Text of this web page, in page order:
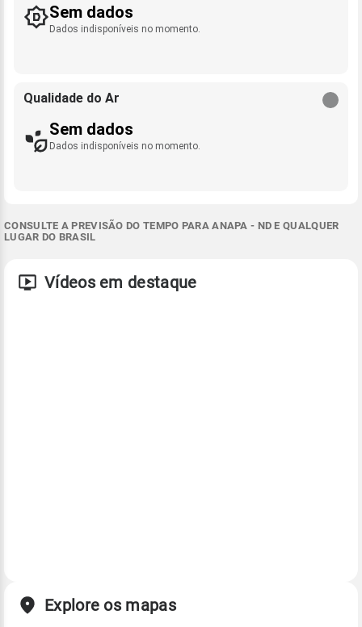
Sem dados
Dados indisponíveis no momento.
Qualidade do Ar
Sem dados
Dados indisponíveis no momento.
CONSULTE A PREVISÃO DO TEMPO PARA ANAPA - ND E QUALQUER
LUGAR DO BRASIL
Vídeos em destaque
Explore os mapas